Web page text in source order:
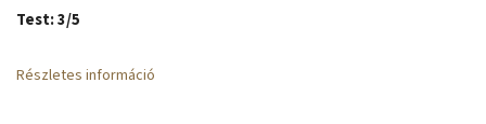
Test: 3/5
Részletes információ